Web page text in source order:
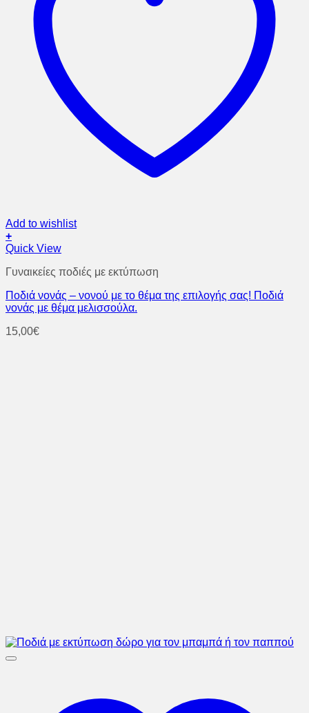
Add to wishlist
+
Quick View
Γυναικείες ποδιές με εκτύπωση
Ποδιά νονάς – νονού με το θέμα της επιλογής σας! Ποδιά
νονάς με θέμα μελισσούλα.
15,00€